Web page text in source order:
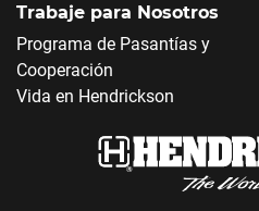
Trabaje para Nosotros
Programa de Pasantías y
Cooperación
Vida en Hendrickson